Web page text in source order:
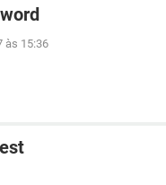
às 15:36